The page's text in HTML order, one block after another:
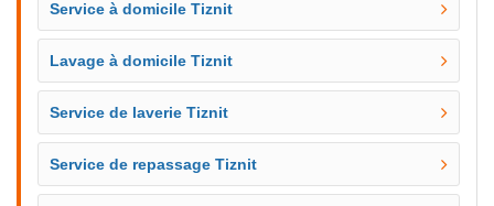
Service à domicile Tiznit
Lavage à domicile Tiznit
Service de laverie Tiznit
Service de repassage Tiznit